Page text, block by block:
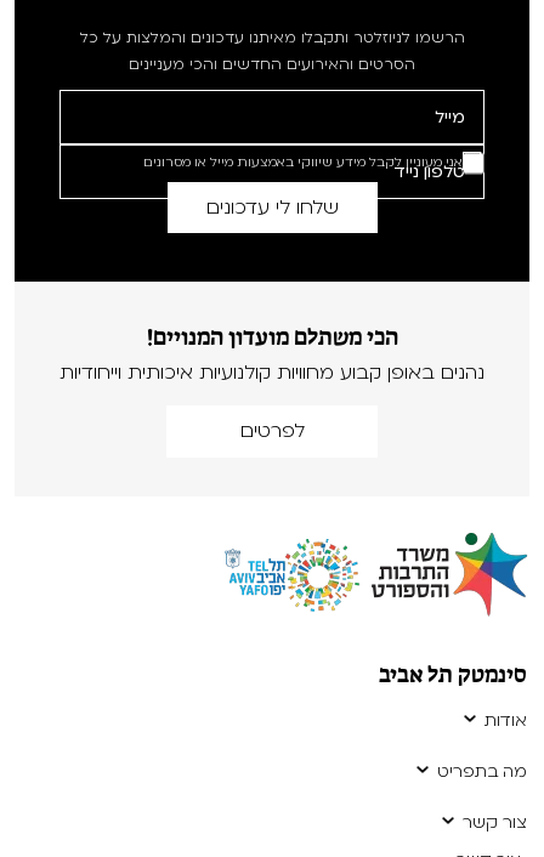
הרשמו לניוזלטר ותקבלו מאיתנו עדכונים והמלצות על כל
הסרטים והאירועים החדשים והכי מעניינים
אני מעוניין לקבל מידע שיווקי באמצעות מייל או מסרונים
הכי משתלם מועדון המנויים!
נהנים באופן קבוע מחוויות קולנועיות איכותית וייחודיות
לפרטים
סינמטק תל אביב
אודות
מה בתפריט
צור קשר